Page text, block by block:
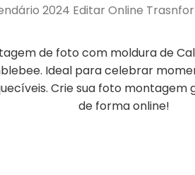
2024 Editar Online
de foto com moldura de
Ideal para celebrar
Crie sua foto montagem
de forma online!